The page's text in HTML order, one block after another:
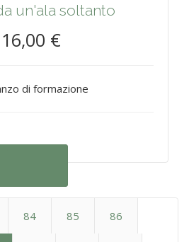
un'ala soltanto
16,00 €
di formazione
84 85 86